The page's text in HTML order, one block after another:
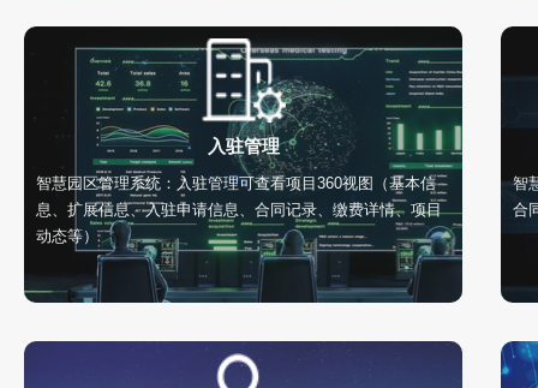
入驻管理
智慧园区管理系统：入驻管理可查看项目360视图（基本信
息、扩展信息、入驻申请信息、合同记录、缴费详情、项目
动态等）
智
合